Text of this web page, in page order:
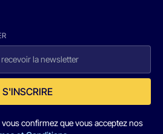
S'INSCRIRE
confirmez que vous acceptez nos